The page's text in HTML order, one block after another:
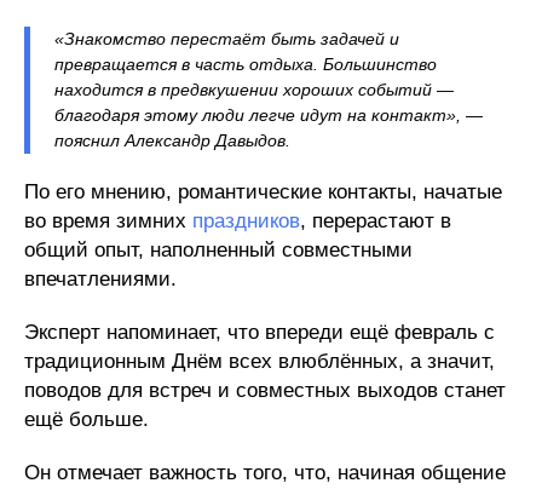
«Знакомство перестаёт быть задачей и
превращается в часть отдыха. Большинство
находится в предвкушении хороших событий —
благодаря этому люди легче идут на контакт», —
пояснил Александр Давыдов.
По его мнению, романтические контакты, начатые
во время зимних праздников, перерастают в
общий опыт, наполненный совместными
впечатлениями.
Эксперт напоминает, что впереди ещё февраль с
традиционным Днём всех влюблённых, а значит,
поводов для встреч и совместных выходов станет
ещё больше.
Он отмечает важность того, что, начиная общение